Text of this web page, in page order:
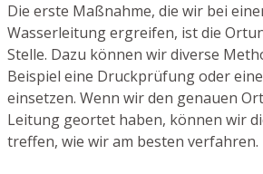
Die erste Maßnahme, die wir bei
Wasserleitung ergreifen, ist die
Stelle. Dazu können wir diverse
Beispiel eine Druckprüfung oder
einsetzen. Wenn wir den genauen
Leitung geortet haben, können wir
treffen, wie wir am besten verfahren.